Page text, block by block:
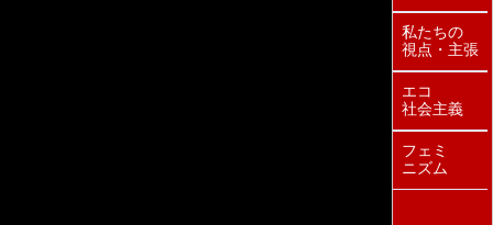
私たちの
視点・主張
エコ
社会主義
フェミ
ニズム